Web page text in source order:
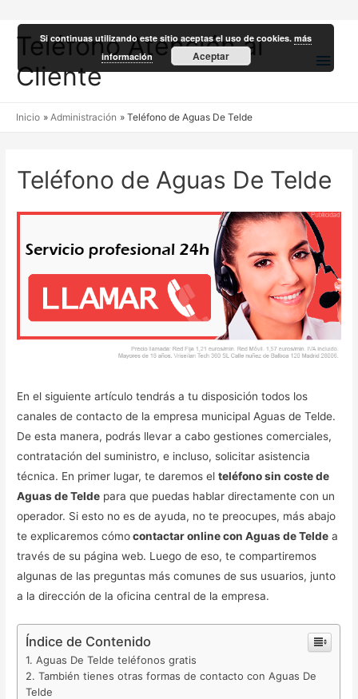
Teléfono Atención al
Cliente
Inicio Administración Teléfono de Aguas De Telde
Teléfono de Aguas De Telde
En el siguiente artículo tendrás a tu disposición todos los
canales de contacto de la empresa municipal Aguas de Telde.
De esta manera, podrás llevar a cabo gestiones comerciales,
contratación del suministro, e incluso, solicitar asistencia
técnica. En primer lugar, te daremos elteléfono sin coste de
Aguas de Telde para que puedas hablar directamente con un
operador. Si esto no es de ayuda, no te preocupes, más abajo
te explicaremos cómocontactar online con Aguas de Telde a
través de su página web. Luego de eso, te compartiremos
algunas de las preguntas más comunes de sus usuarios, junto
a la dirección de la oficina central de la empresa.
Índice de Contenido
Aguas De Telde teléfonos gratis
También tienes otras formas de contacto con Aguas De
Telde
Si continuas utilizando este sitio aceptas el uso de cookies.más
información
Aceptar